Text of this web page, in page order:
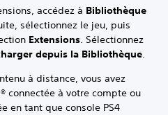
accédez à Bibliothèque
sélectionnez le jeu, puis
Extensions. Sélectionnez
depuis la Bibliothèque.
à distance, vous avez
connectée à votre compte ou
en tant que console PS4